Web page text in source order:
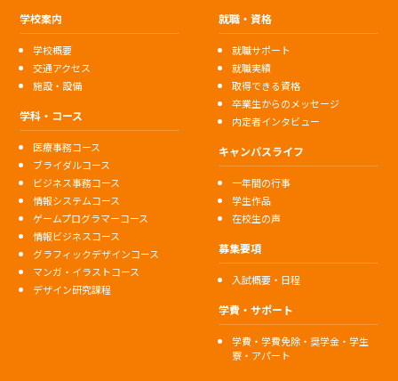
学校案内
学校概要
交通アクセス
施設・設備
学科・コース
医療事務コース
ブライダルコース
ビジネス事務コース
情報システムコース
ゲームプログラマーコース
情報ビジネスコース
グラフィックデザインコース
マンガ・イラストコース
デザイン研究課程
就職・資格
就職サポート
就職実績
取得できる資格
卒業生からのメッセージ
内定者インタビュー
キャンパスライフ
一年間の行事
学生作品
在校生の声
募集要項
入試概要・日程
学費・サポート
学費・学費免除・奨学金・学生
寮・アパート